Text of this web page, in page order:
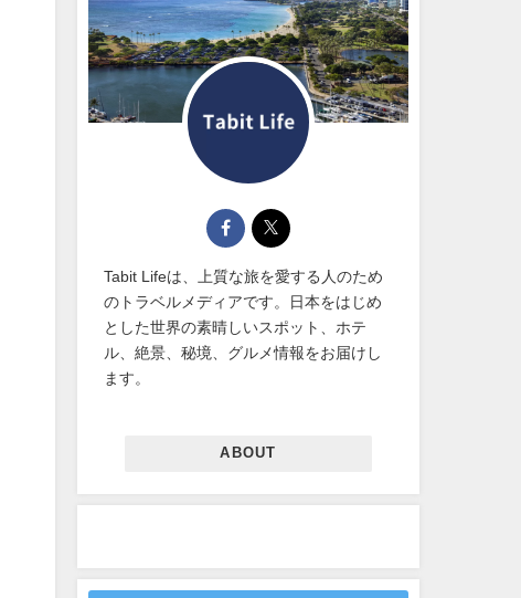
Tabit Lifeは、上質な旅を愛する人のため
のトラベルメディアです。日本をはじめ
とした世界の素晴しいスポット、ホテ
ル、絶景、秘境、グルメ情報をお届けし
ます。
ABOUT